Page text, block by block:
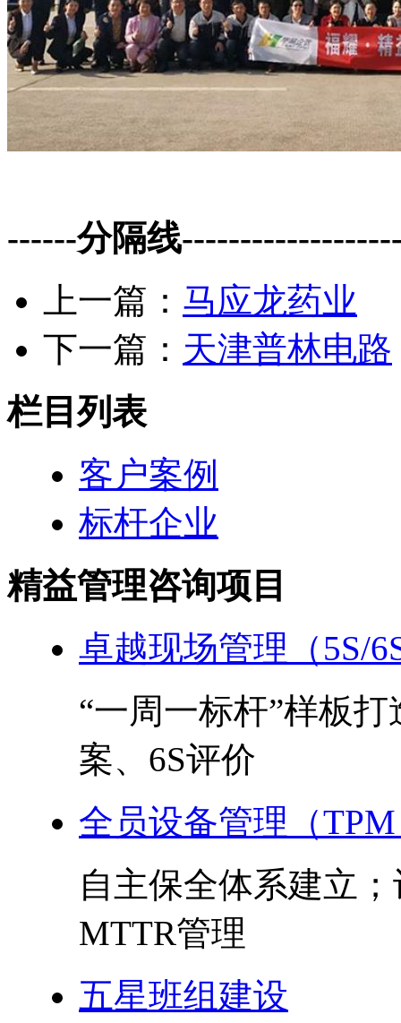
------分隔线
上一篇： 马应龙药业
下一篇： 天津普林电路
栏目列表
客户案例
标杆企业
精益管理咨询项目
卓越现场管理（5S/
“一周一标杆”样板
案、6S评价
全员设备管理（
自主保全体系建立
MTTR管理
五星班组建设